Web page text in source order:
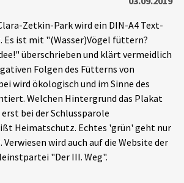
Zetkin-Park wird ein DIN-A4 Text-
Es ist mit "(Wasser)Vögel füttern?
überschrieben und klärt vermeidlich
Folgen des Fütterns von
wird ökologisch und im Sinne des
Welchen Hintergrund das Plakat
bei der Schlussparole
Heimatschutz. Echtes 'grün' geht nur
wird auch auf die Website der
"Der III. Weg".
Exportieren ? Filter Erklärungen